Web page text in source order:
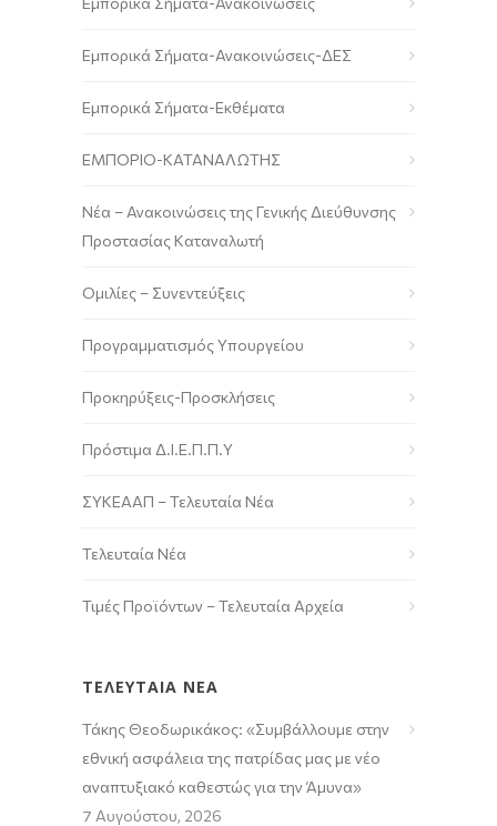
Εμπορικά Σήματα-Ανακοινώσεις-ΔΕΣ
Εμπορικά Σήματα-Εκθέματα
ΕΜΠΟΡΙΟ-ΚΑΤΑΝΑΛΩΤΗΣ
Νέα – Ανακοινώσεις της Γενικής Διεύθυνσης
Προστασίας Καταναλωτή
Ομιλίες – Συνεντεύξεις
Προγραμματισμός Υπουργείου
Προκηρύξεις-Προσκλήσεις
Πρόστιμα Δ.Ι.Ε.Π.Π.Υ
ΣΥΚΕΑΑΠ – Τελευταία Νέα
Τελευταία Νέα
Τιμές Προϊόντων – Τελευταία Αρχεία
ΤΕΛΕΥΤΑΙΑ ΝΕΑ
Τάκης Θεοδωρικάκος: «Συμβάλλουμε στην
εθνική ασφάλεια της πατρίδας μας με νέο
αναπτυξιακό καθεστώς για την Άμυνα»
7 Αυγούστου, 2026